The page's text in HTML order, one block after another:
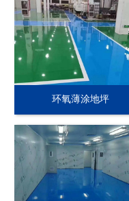
环氧薄涂地坪